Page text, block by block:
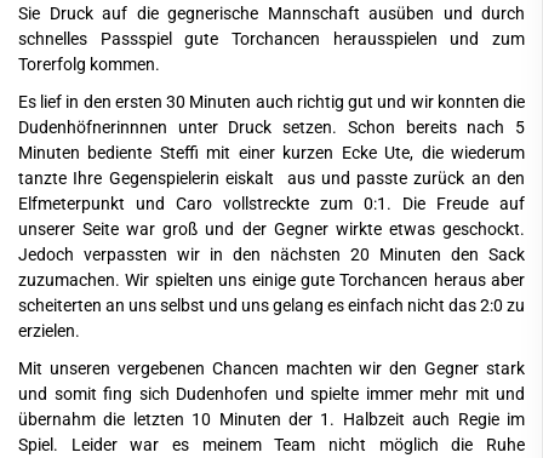
Sie Druck auf die gegnerische Mannschaft ausüben und durch
schnelles Passspiel gute Torchancen herausspielen und zum
Torerfolg kommen.
Es lief in den ersten 30 Minuten auch richtig gut und wir konnten die
Dudenhöfnerinnnen unter Druck setzen. Schon bereits nach 5
Minuten bediente Steffi mit einer kurzen Ecke Ute, die wiederum
tanzte Ihre Gegenspielerin eiskalt aus und passte zurück an den
Elfmeterpunkt und Caro vollstreckte zum 0:1. Die Freude auf
unserer Seite war groß und der Gegner wirkte etwas geschockt.
Jedoch verpassten wir in den nächsten 20 Minuten den Sack
zuzumachen. Wir spielten uns einige gute Torchancen heraus aber
scheiterten an uns selbst und uns gelang es einfach nicht das 2:0 zu
erzielen.
Mit unseren vergebenen Chancen machten wir den Gegner stark
und somit fing sich Dudenhofen und spielte immer mehr mit und
übernahm die letzten 10 Minuten der 1. Halbzeit auch Regie im
Spiel. Leider war es meinem Team nicht möglich die Ruhe